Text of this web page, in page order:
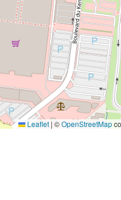
Leaflet | ©OpenStreetMap